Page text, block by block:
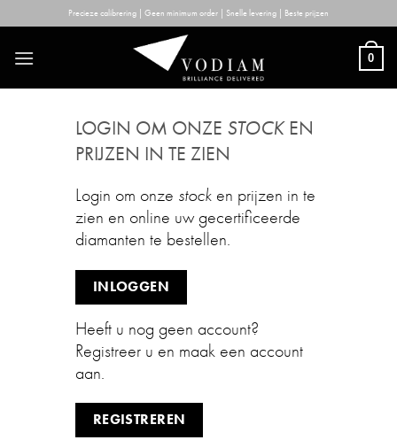
to
content
Precieze calibrering | Geen minimum order | Snelle levering | Beste prijzen
0
LOGIN OM ONZE STOCKEN
PRIJZEN IN TE ZIEN
Login om onze stock en prijzen in te
zien en online uw gecertificeerde
diamanten te bestellen.
INLOGGEN
Heeft u nog geen account?
Registreer u en maak een account
aan.
REGISTREREN